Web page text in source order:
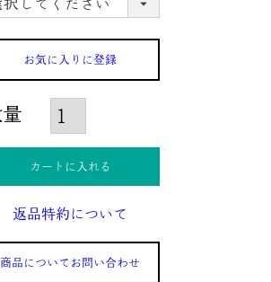
お気に入りに登録
カートに入れる
返品特約について
商品についてお問い合わせ